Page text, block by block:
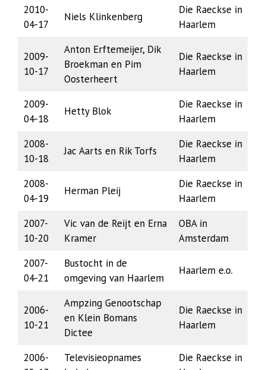
2010-
04-17
Niels Klinkenberg
Die Raeckse in
Haarlem
2009-
10-17
Anton Erftemeijer, Dik
Broekman en Pim
Oosterheert
Die Raeckse in
Haarlem
2009-
04-18
Hetty Blok
Die Raeckse in
Haarlem
2008-
10-18
Jac Aarts en Rik Torfs
Die Raeckse in
Haarlem
2008-
04-19
Herman Pleij
Die Raeckse in
Haarlem
2007-
10-20
Vic van de Reijt en Erna
Kramer
OBA in
Amsterdam
2007-
04-21
Bustocht in de
omgeving van Haarlem
Haarlem e.o.
2006-
10-21
Ampzing Genootschap
en Klein Bomans
Dictee
Die Raeckse in
Haarlem
2006-
Televisieopnames
Die Raeckse in